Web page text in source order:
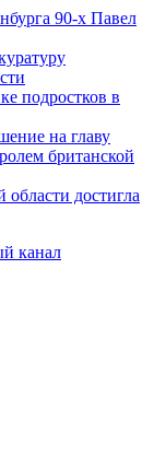
90-х Павел
подростков в
на главу
британской
области достигла
канал